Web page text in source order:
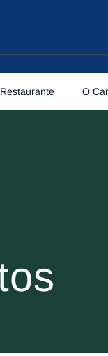
Restaurante O